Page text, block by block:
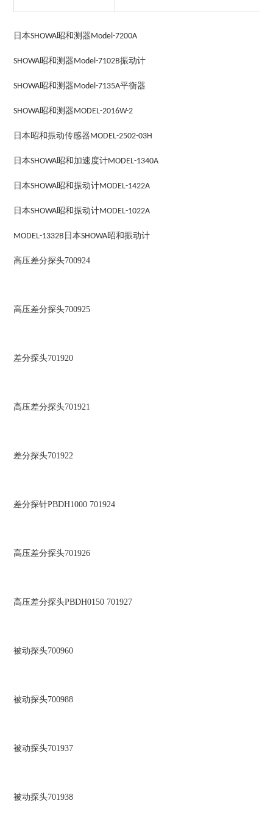
日本SHOWA昭和测器Model-7200A
SHOWA昭和测器Model-7102B振动计
SHOWA昭和测器Model-7135A平衡器
SHOWA昭和测器MODEL-2016W-2
日本昭和振动传感器MODEL-2502-03H
日本SHOWA昭和加速度计MODEL-1340A
日本SHOWA昭和振动计MODEL-1422A
日本SHOWA昭和振动计MODEL-1022A
MODEL-1332B 日本SHOWA昭和振动计
高压差分探头700924
高压差分探头700925
差分探头701920
高压差分探头701921
差分探头701922
差分探针PBDH1000 701924
高压差分探头701926
高压差分探头PBDH0150 701927
被动探头700960
被动探头700988
被动探头701937
被动探头701938